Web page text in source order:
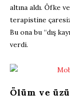
altına aldı. Öfke
terapistine
Bu ona bu “dış
verdi.
Ölüm ve